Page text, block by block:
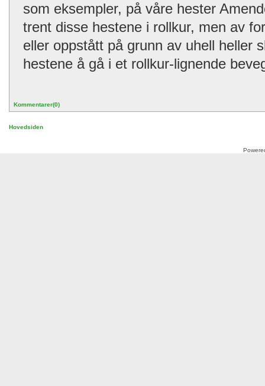
som eksempler, på våre hester
trent disse hestene i rollkur, men av
eller oppstått på grunn av uhell heller
hestene å gå i et rollkur-lignende
Kommentarer(0)
Hovedsiden